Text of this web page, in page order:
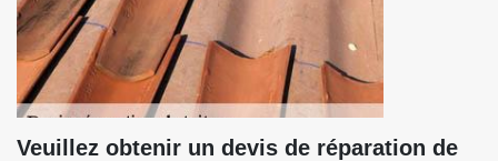
Veuillez obtenir un devis de réparation de